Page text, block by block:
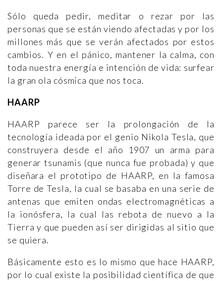
Sólo queda pedir, meditar o rezar por las
personas que se están viendo afectadas y por los
millones más que se verán afectados por estos
cambios. Y en el pánico, mantener la calma, con
toda nuestra energía e intención de vida: surfear
la gran ola cósmica que nos toca.
HAARP
HAARP parece ser la prolongación de la
tecnología ideada por el genio Nikola Tesla, que
construyera desde el año 1907 un arma para
generar tsunamis (que nunca fue probada) y que
diseñara el prototipo de HAARP, en la famosa
Torre de Tesla, la cual se basaba en una serie de
antenas que emiten ondas electromagnéticas a
la ionósfera, la cual las rebota de nuevo a la
Tierra y que pueden así ser dirigidas al sitio que
se quiera.
Básicamente esto es lo mismo que hace HAARP,
por lo cual existe la posibilidad científica de que